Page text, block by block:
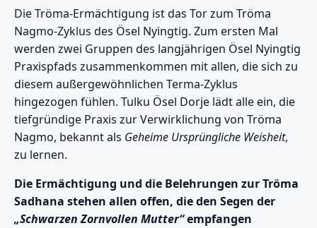
Die Tröma-Ermächtigung ist das Tor zum Tröma
Nagmo-Zyklus des Ösel Nyingtig. Zum ersten Mal
werden zwei Gruppen des langjährigen Ösel Nyingtig
Praxispfads zusammenkommen mit allen, die sich zu
diesem außergewöhnlichen Terma-Zyklus
hingezogen fühlen. Tulku Ösel Dorje lädt alle ein, die
tiefgründige Praxis zur Verwirklichung von Tröma
Nagmo, bekannt als Geheime Ursprüngliche Weisheit,
zu lernen.
Die Ermächtigung und die Belehrungen zur Tröma
Sadhana stehen allen offen, die den Segen der
„Schwarzen Zornvollen Mutter“empfangen